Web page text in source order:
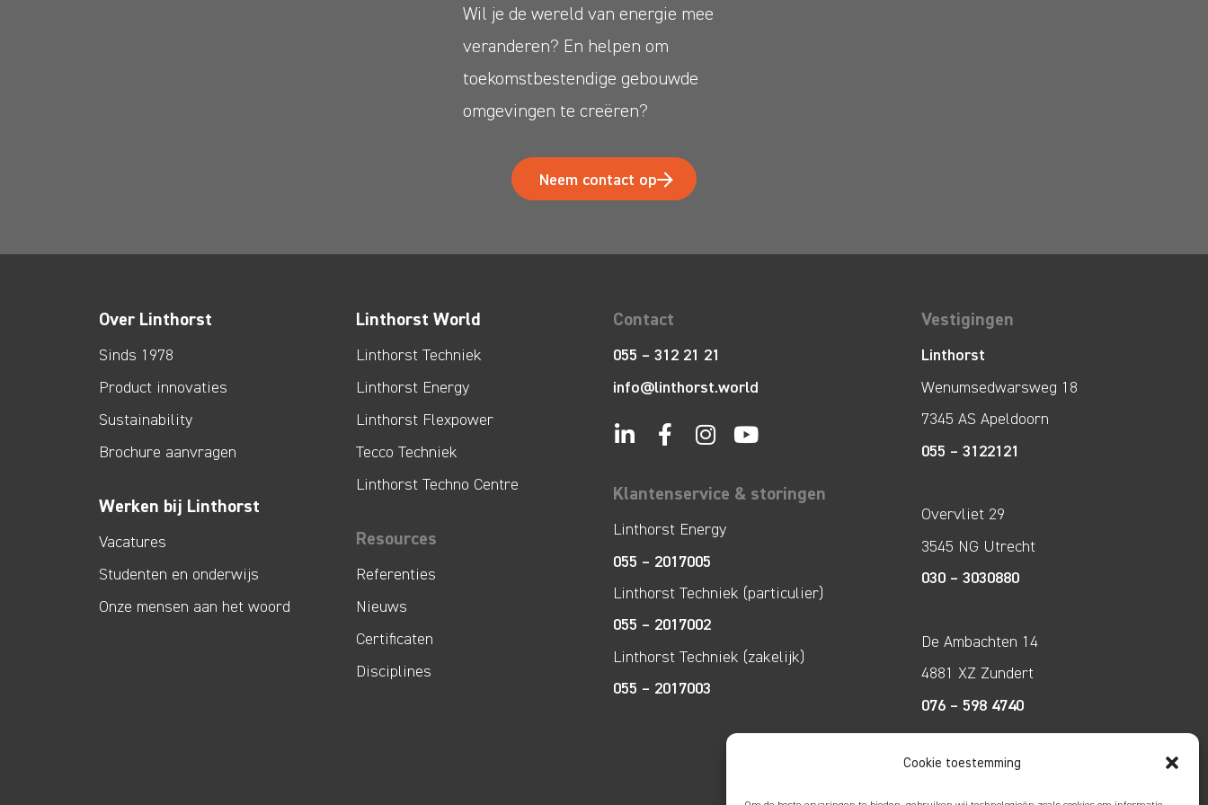
Cookie toestemming
Wil je de wereld van energie mee
veranderen? En helpen om
toekomstbestendige gebouwde
omgevingen te creëren?
Neem contact op
Over Linthorst
Sinds 1978
Product innovaties
Sustainability
Brochure aanvragen
Werken bij Linthorst
Vacatures
Studenten en onderwijs
Onze mensen aan het woord
Linthorst World
Linthorst Techniek
Linthorst Energy
Linthorst Flexpower
Tecco Techniek
Linthorst Techno Centre
Resources
Referenties
Nieuws
Certificaten
Disciplines
Contact
055 – 312 21 21
info@linthorst.world
Klantenservice & storingen
Linthorst Energy
055 – 2017005
Linthorst Techniek (particulier)
055 – 2017002
Linthorst Techniek (zakelijk)
055 – 2017003
Vestigingen
Linthorst
Wenumsedwarsweg 18
7345 AS Apeldoorn
055 – 3122121
Overvliet 29
3545 NG Utrecht
030 – 3030880
De Ambachten 14
4881 XZ Zundert
076 – 598 4740
Tecco Techniek
Kleine Breinder 2